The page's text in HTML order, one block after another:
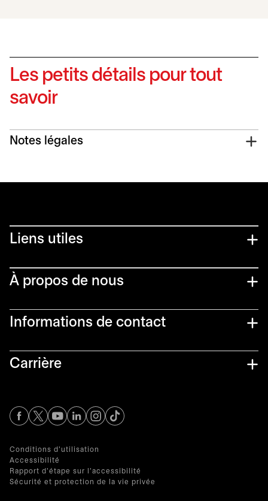
Les petits détails pour tout
savoir
Notes légales
Liens utiles​
À propos de nous
Informations de contact​
Carrière
s’ouvre dans un nouvel onglet
s’ouvre dans un nouvel onglet
s’ouvre dans un nouvel onglet
s’ouvre dans un nouvel onglet
s’ouvre dans un nouvel onglet
Conditions d'utilisation
Accessibilité
Rapport d'étape sur l'accessibilité
Sécurité et protection de la vie privée